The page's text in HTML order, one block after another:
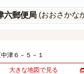
六郵便局 (おおさかな
津６－５－１
大きな地図で見る